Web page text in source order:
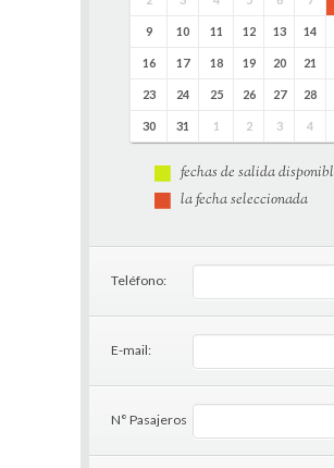
9 10 11 12 13 14
16 17 18 19 20 21
23 24 25 26 27 28
30 31 1 2 3 4
fechas de salida
la fecha seleccionada
Teléfono:
E-mail:
N° Pasajeros